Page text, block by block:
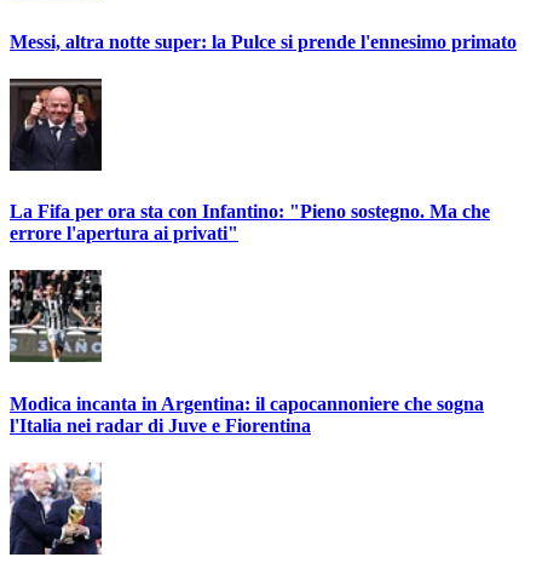
Messi, altra notte super: la Pulce si prende l'ennesimo primato
La Fifa per ora sta con Infantino: "Pieno sostegno. Ma che
errore l'apertura ai privati"
Modica incanta in Argentina: il capocannoniere che sogna
l'Italia nei radar di Juve e Fiorentina